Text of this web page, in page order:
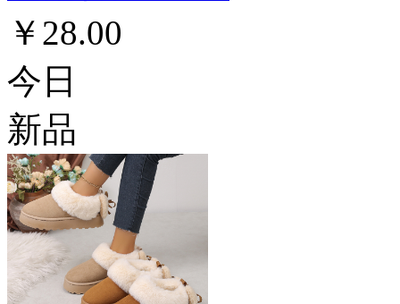
￥28.00
今日
新品